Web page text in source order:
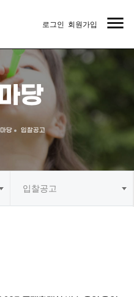
menu
로그인 회원가입
당
당 입찰공고
입찰공고